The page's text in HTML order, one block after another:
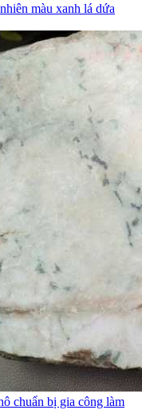
màu xanh lá dứa
chuẩn bị gia công làm